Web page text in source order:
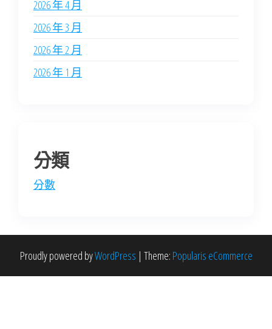
2026 年 4 月
2026 年 3 月
2026 年 2 月
2026 年 1 月
分類
分數
Proudly powered byWordPress | Theme: Popularis eCommerce